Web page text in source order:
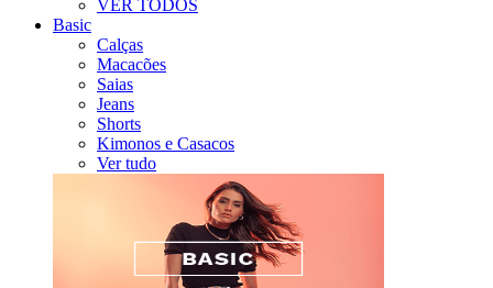
VER TODOS
Basic
Calças
Macacões
Saias
Jeans
Shorts
Kimonos e Casacos
Ver tudo